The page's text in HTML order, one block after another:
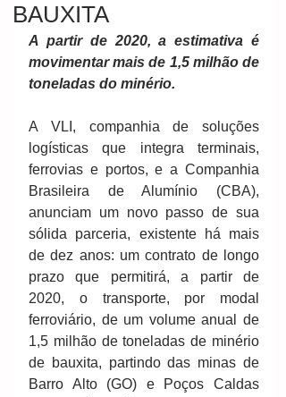
BAUXITA
A partir de 2020, a estimativa é
movimentar mais de 1,5 milhão de
toneladas do minério.
A VLI, companhia de soluções
logísticas que integra terminais,
ferrovias e portos, e a Companhia
Brasileira de Alumínio (CBA),
anunciam um novo passo de sua
sólida parceria, existente há mais
de dez anos: um contrato de longo
prazo que permitirá, a partir de
2020, o transporte, por modal
ferroviário, de um volume anual de
1,5 milhão de toneladas de minério
de bauxita, partindo das minas de
Barro Alto (GO) e Poços Caldas